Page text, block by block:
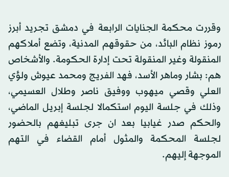
وقررت محكمة الجنايات الرابعة في دمشق تجريد أبرز
رموز نظام البائد، من حقوقهم المدنية، وتضع أملاكهم
المنقولة وغير المنقولة تحت إدارة الحكومة. والأشخاص
هم: بشار وماهر الأسد، فهد الفريج ومحمد عيوش ولؤي
العلي وقصي ميهوب ووفيق ناصر وطلال العسيمي،
وذلك في جلسة اليوم استكمالا لجلسة إبريل الماضي،
والحكم صدر غيابيا بعد ان جرى تبليغهم بالحضور
لجلسة المحكمة والمثول أمام القضاء في التهم
الموجهة إليهم.